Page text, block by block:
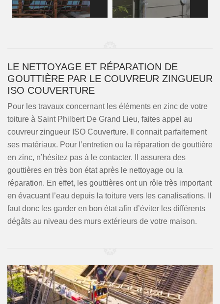
LE NETTOYAGE ET RÉPARATION DE
GOUTTIÈRE PAR LE COUVREUR ZINGUEUR
ISO COUVERTURE
Pour les travaux concernant les éléments en zinc de votre
toiture à Saint Philbert De Grand Lieu, faites appel au
couvreur zingueur ISO Couverture. Il connait parfaitement
ses matériaux. Pour l’entretien ou la réparation de gouttière
en zinc, n’hésitez pas à le contacter. Il assurera des
gouttières en très bon état après le nettoyage ou la
réparation. En effet, les gouttières ont un rôle très important
en évacuant l’eau depuis la toiture vers les canalisations. Il
faut donc les garder en bon état afin d’éviter les différents
dégâts au niveau des murs extérieurs de votre maison.